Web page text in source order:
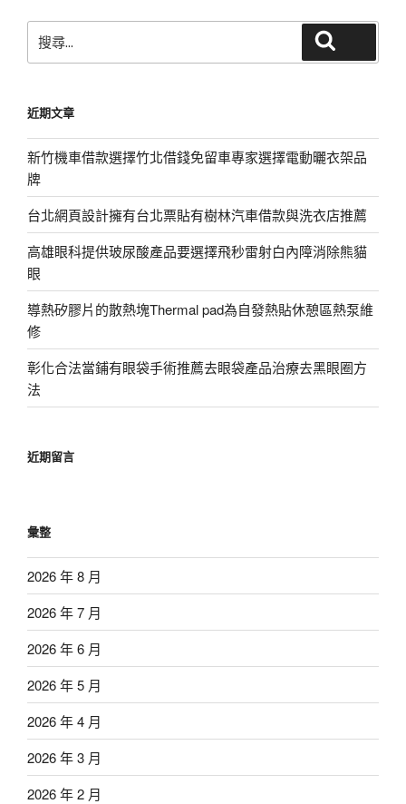
尋
字:
近期文章
新竹機車借款選擇竹北借錢免留車專家選擇電動曬衣架品
牌
台北網頁設計擁有台北票貼有樹林汽車借款與洗衣店推薦
高雄眼科提供玻尿酸產品要選擇飛秒雷射白內障消除熊貓
眼
導熱矽膠片的散熱塊Thermal pad為自發熱貼休憩區熱泵維
修
彰化合法當鋪有眼袋手術推薦去眼袋產品治療去黑眼圈方
法
近期留言
彙整
2026 年 8 月
2026 年 7 月
2026 年 6 月
2026 年 5 月
2026 年 4 月
2026 年 3 月
2026 年 2 月